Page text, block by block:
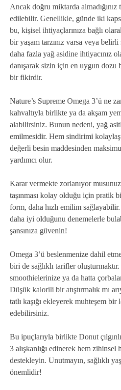
Ancak doğru miktarda
edilebilir. Genellikle, günde iki
bu, kişisel ihtiyaçlarınıza bağlı
bir yaşam tarzınız varsa veya belirli
daha fazla yağ asidine ihtiyacınız
danışarak sizin için en uygun dozu
bir fikirdir.
Nature’s Supreme Omega 3’ü ne
kahvaltıyla birlikte ya da akşam
alabilirsiniz. Bunun nedeni, yağ
emilmesidir. Hem sindirimi
değerli besin maddesinden
yardımcı olur.
Karar vermekte zorlanıyor
taşınması kolay olduğu için pratik
form, daha hızlı emilim
daha iyi olduğunu denemelerle
şansınıza güvenin!
Omega 3’ü beslenmenize dahil
biri de sağlıklı tarifler oluşturmaktır.
smoothielerinize ya da hatta
Düşük kalorili bir atıştırmalık mı
tatlı kaşığı ekleyerek muhteşem
edebilirsiniz.
Bu ipuçlarıyla birlikte Donut
3 alışkanlığı edinerek hem zihinsel
destekleyin. Unutmayın, sağlıklı
önemlidir!